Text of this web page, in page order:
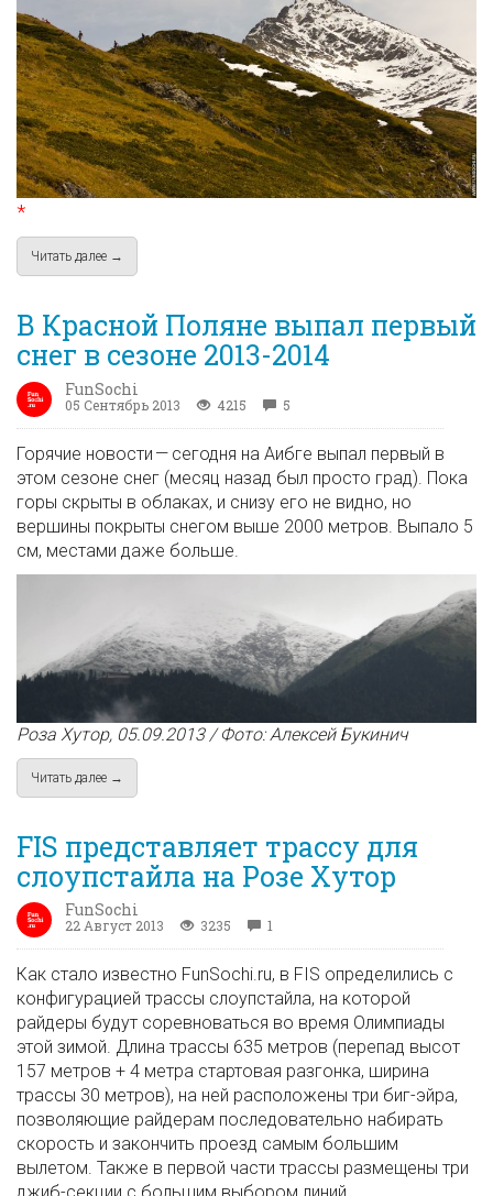
*
Читать далее →
В Красной Поляне выпал первый
снег в сезоне 2013-2014
FunSochi
05 Сентябрь 2013 4215 5
Горячие новости — сегодня на Аибге выпал первый в
этом сезоне снег (месяц назад был просто град). Пока
горы скрыты в облаках, и снизу его не видно, но
вершины покрыты снегом выше 2000 метров. Выпало 5
см, местами даже больше.
Роза Хутор, 05.09.2013 / Фото: Алексей Букинич
Читать далее →
FIS представляет трассу для
слоупстайла на Розе Хутор
FunSochi
22 Август 2013 3235 1
Как стало известно FunSochi.ru, в FIS определились с
конфигурацией трассы слоупстайла, на которой
райдеры будут соревноваться во время Олимпиады
этой зимой. Длина трассы 635 метров (перепад высот
157 метров + 4 метра стартовая разгонка, ширина
трассы 30 метров), на ней расположены три биг-эйра,
позволяющие райдерам последовательно набирать
скорость и закончить проезд самым большим
вылетом. Также в первой части трассы размещены три